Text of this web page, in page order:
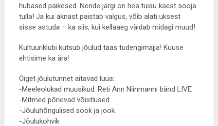
hubased päikesed. Nende järgi on hea tuisu käest sooja
tulla! Ja kui aknast paistab valgus, võib alati uksest
sisse astuda – ka siis, kui kellaaeg väidab midagi muud!
Kultuuriklubi kutsub jõulud taas tudengimajja! Kuuse
ehtisime ka ära!
Õiget jõulutunnet aitavad luua:
-Meeleolukad muusikud: Reti Ann Niinmanni bänd LIVE
-Mitmed põnevad võistlused
-Jõuluhõngulised söök ja jook
-Jõulukohvik